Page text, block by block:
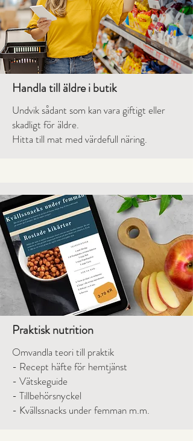
Handla till äldre i butik
Undvik sådant som kan vara giftigt eller
skadligt för äldre.
Hitta till mat med värdefull näring.
Praktisk nutrition
Omvandla teori till praktik
- Recept häfte för hemtjänst
- Vätskeguide
- Tillbehörsnyckel
- Kvällssnacks under femman m.m.